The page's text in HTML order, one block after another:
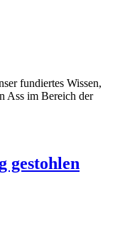
fundiertes Wissen,
Ass im Bereich der
gestohlen